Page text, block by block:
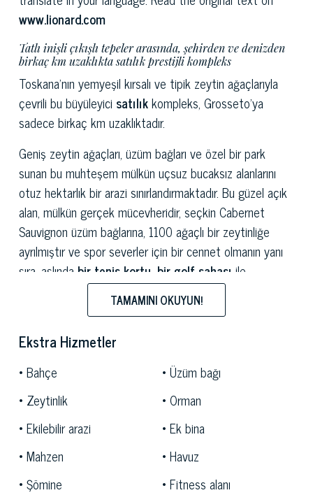
www.lionard.com
Tatlı inişli çıkışlı tepeler arasında, şehirden ve denizden
birkaç km uzaklıkta satılık prestijli kompleks
Toskana'nın yemyeşil kırsalı ve tipik zeytin ağaçlarıyla
çevrili bu büyüleyici satılıkkompleks, Grosseto'ya
sadece birkaç km uzaklıktadır.
Geniş zeytin ağaçları, üzüm bağları ve özel bir park
sunan bu muhteşem mülkün uçsuz bucaksız alanlarını
otuz hektarlık bir arazi sınırlandırmaktadır. Bu güzel açık
alan, mülkün gerçek mücevheridir, seçkin Cabernet
Sauvignon üzüm bağlarına, 1100 ağaçlı bir zeytinliğe
ayrılmıştır ve spor severler için bir cennet olmanın yanı
sıra, aslında bir tenis kortu, bir golf sahası ile
parkur ve atlarla yürüyüş için bir padok.
Yapay göl, bu muhteşem mülkü adeta büyülüyor ve
tüm bu büyünün tadını çıkarmak için ideal hale getiriyor.
Mülkün binaları, Toskana mimarisinin tipik özelliklerine
sahiptir: bazı binalar için fresk şeklinde duvar resimleri
süslemeli taş yapılar.
Buharika mülk,
toplam 2.750 metrekarelik iç
hizmetler için tahsis edilmiş diğer bazı yapılardan
TAMAMINI OKUYUN!
Ekstra Hizmetler
Bahçe
Üzüm bağı
Zeytinlik
Orman
Ekilebilir arazi
Ek bina
Mahzen
Havuz
Şömine
Fitness alanı